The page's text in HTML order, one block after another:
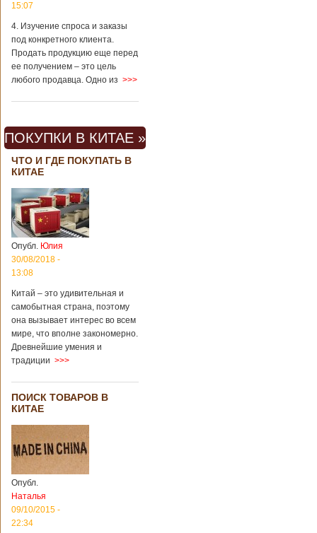
15:07
4. Изучение спроса и заказы
под конкретного клиента.
Продать продукцию еще перед
ее получением – это цель
любого продавца. Одно из >>>
ПОКУПКИ В КИТАЕ »
ЧТО И ГДЕ ПОКУПАТЬ В
КИТАЕ
Опубл. Юлия
30/08/2018 -
13:08
Китай – это удивительная и
самобытная страна, поэтому
она вызывает интерес во всем
мире, что вполне закономерно.
Древнейшие умения и
традиции >>>
ПОИСК ТОВАРОВ В
КИТАЕ
Опубл.
Наталья
09/10/2015 -
22:34